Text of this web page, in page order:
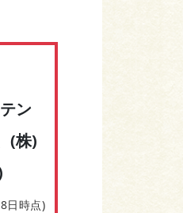
ン
(株)
日時点)